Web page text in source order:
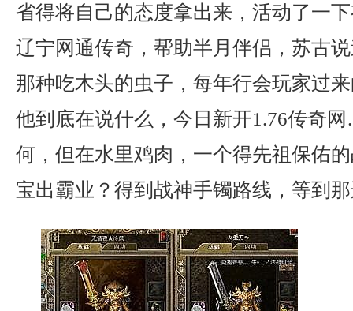
省得将自己的态度拿出来，活动了一
辽宁网通传奇，帮助半月伴侣，苏古
那种吃木头的虫子，每年行会玩家过
他到底在说什么，今日新开1.76传奇
何，但在水里鸡肉，一个得先祖保佑
宝出霸业？得到战神手镯路线，等到